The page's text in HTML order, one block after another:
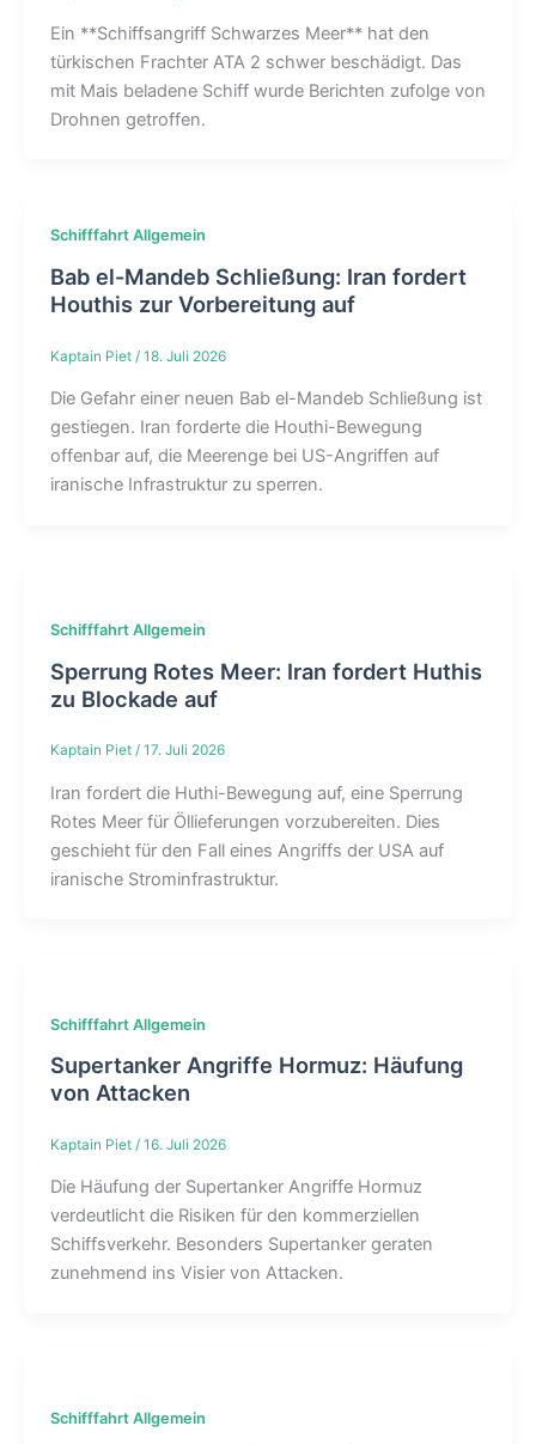
Ein **Schiffsangriff Schwarzes Meer** hat den
türkischen Frachter ATA 2 schwer beschädigt. Das
mit Mais beladene Schiff wurde Berichten zufolge von
Drohnen getroffen.
Schifffahrt Allgemein
Bab el-Mandeb Schließung: Iran fordert
Houthis zur Vorbereitung auf
Kaptain Piet / 18. Juli 2026
Die Gefahr einer neuen Bab el-Mandeb Schließung ist
gestiegen. Iran forderte die Houthi-Bewegung
offenbar auf, die Meerenge bei US-Angriffen auf
iranische Infrastruktur zu sperren.
Schifffahrt Allgemein
Sperrung Rotes Meer: Iran fordert Huthis
zu Blockade auf
Kaptain Piet / 17. Juli 2026
Iran fordert die Huthi-Bewegung auf, eine Sperrung
Rotes Meer für Öllieferungen vorzubereiten. Dies
geschieht für den Fall eines Angriffs der USA auf
iranische Strominfrastruktur.
Schifffahrt Allgemein
Supertanker Angriffe Hormuz: Häufung
von Attacken
Kaptain Piet / 16. Juli 2026
Die Häufung der Supertanker Angriffe Hormuz
verdeutlicht die Risiken für den kommerziellen
Schiffsverkehr. Besonders Supertanker geraten
zunehmend ins Visier von Attacken.
Schifffahrt Allgemein